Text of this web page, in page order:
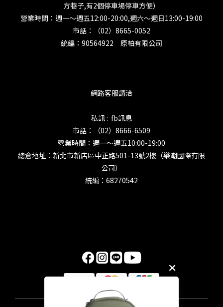
方巷子,有2個停車場停車方便）
營業時間：週一～週五12:00-20:00,週六～週日13:00-19:00
市話：（02）8665-0052
統編：90564922 原柏有限公司
網路客服請洽
私訊 : fb訊息
市話：（02）8666-6509
營業時間：週一～週五10:00-19:00
總倉地址：新北市新店區中正路501-13號2樓（樂潮國際有限
公司）
統編：68270542